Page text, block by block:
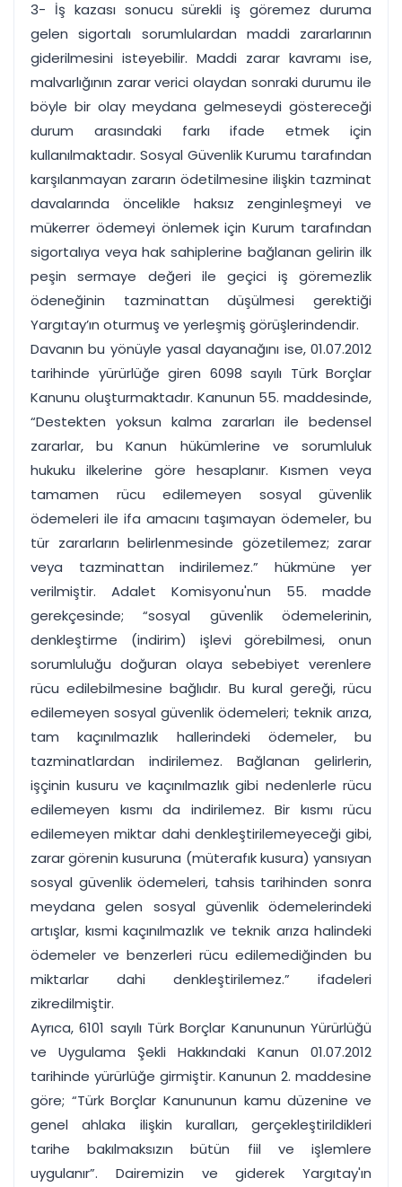
3- İş kazası sonucu sürekli iş göremez duruma
gelen sigortalı sorumlulardan maddi zararlarının
giderilmesini isteyebilir. Maddi zarar kavramı ise,
malvarlığının zarar verici olaydan sonraki durumu ile
böyle bir olay meydana gelmeseydi göstereceği
durum arasındaki farkı ifade etmek için
kullanılmaktadır. Sosyal Güvenlik Kurumu tarafından
karşılanmayan zararın ödetilmesine ilişkin tazminat
davalarında öncelikle haksız zenginleşmeyi ve
mükerrer ödemeyi önlemek için Kurum tarafından
sigortalıya veya hak sahiplerine bağlanan gelirin ilk
peşin sermaye değeri ile geçici iş göremezlik
ödeneğinin tazminattan düşülmesi gerektiği
Yargıtay’ın oturmuş ve yerleşmiş görüşlerindendir.
Davanın bu yönüyle yasal dayanağını ise, 01.07.2012
tarihinde yürürlüğe giren 6098 sayılı Türk Borçlar
Kanunu oluşturmaktadır. Kanunun 55. maddesinde,
“Destekten yoksun kalma zararları ile bedensel
zararlar, bu Kanun hükümlerine ve sorumluluk
hukuku ilkelerine göre hesaplanır. Kısmen veya
tamamen rücu edilemeyen sosyal güvenlik
ödemeleri ile ifa amacını taşımayan ödemeler, bu
tür zararların belirlenmesinde gözetilemez; zarar
veya tazminattan indirilemez.” hükmüne yer
verilmiştir. Adalet Komisyonu'nun 55. madde
gerekçesinde; “sosyal güvenlik ödemelerinin,
denkleştirme (indirim) işlevi görebilmesi, onun
sorumluluğu doğuran olaya sebebiyet verenlere
rücu edilebilmesine bağlıdır. Bu kural gereği, rücu
edilemeyen sosyal güvenlik ödemeleri; teknik arıza,
tam kaçınılmazlık hallerindeki ödemeler, bu
tazminatlardan indirilemez. Bağlanan gelirlerin,
işçinin kusuru ve kaçınılmazlık gibi nedenlerle rücu
edilemeyen kısmı da indirilemez. Bir kısmı rücu
edilemeyen miktar dahi denkleştirilemeyeceği gibi,
zarar görenin kusuruna (müterafık kusura) yansıyan
sosyal güvenlik ödemeleri, tahsis tarihinden sonra
meydana gelen sosyal güvenlik ödemelerindeki
artışlar, kısmi kaçınılmazlık ve teknik arıza halindeki
ödemeler ve benzerleri rücu edilemediğinden bu
miktarlar dahi denkleştirilemez.” ifadeleri
zikredilmiştir.
Ayrıca, 6101 sayılı Türk Borçlar Kanununun Yürürlüğü
ve Uygulama Şekli Hakkındaki Kanun 01.07.2012
tarihinde yürürlüğe girmiştir. Kanunun 2. maddesine
göre; “Türk Borçlar Kanununun kamu düzenine ve
genel ahlaka ilişkin kuralları, gerçekleştirildikleri
tarihe bakılmaksızın bütün fiil ve işlemlere
uygulanır”. Dairemizin ve giderek Yargıtay'ın